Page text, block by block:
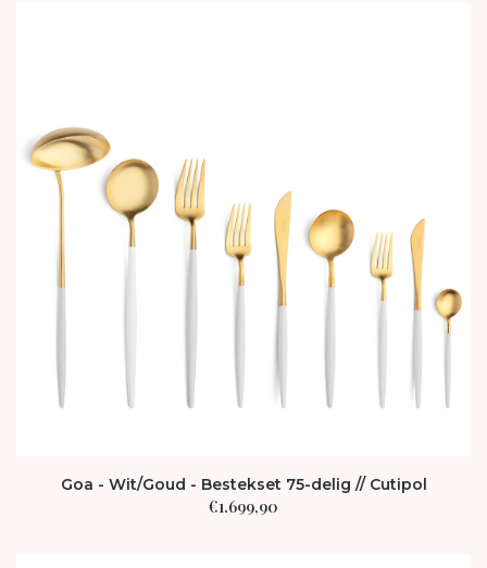
Goa - Wit/Goud - Bestekset 75-delig // Cutipol
€1.699,90